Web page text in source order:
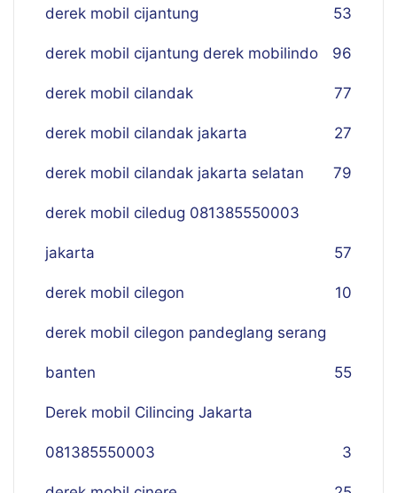
derek mobil cijantung 53
derek mobil cijantung derek mobilindo 96
derek mobil cilandak 77
derek mobil cilandak jakarta 27
derek mobil cilandak jakarta selatan 79
derek mobil ciledug 081385550003
jakarta 57
derek mobil cilegon 10
derek mobil cilegon pandeglang serang
banten 55
Derek mobil Cilincing Jakarta
081385550003 3